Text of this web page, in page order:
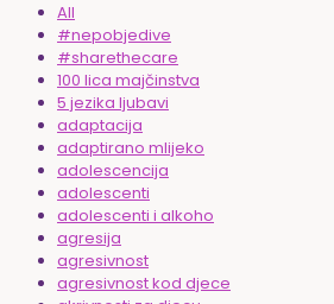
All
#nepobjedive
#sharethecare
100 lica majčinstva
5 jezika ljubavi
adaptacija
adaptirano mlijeko
adolescencija
adolescenti
adolescenti i alkoho
agresija
agresivnost
agresivnost kod djece